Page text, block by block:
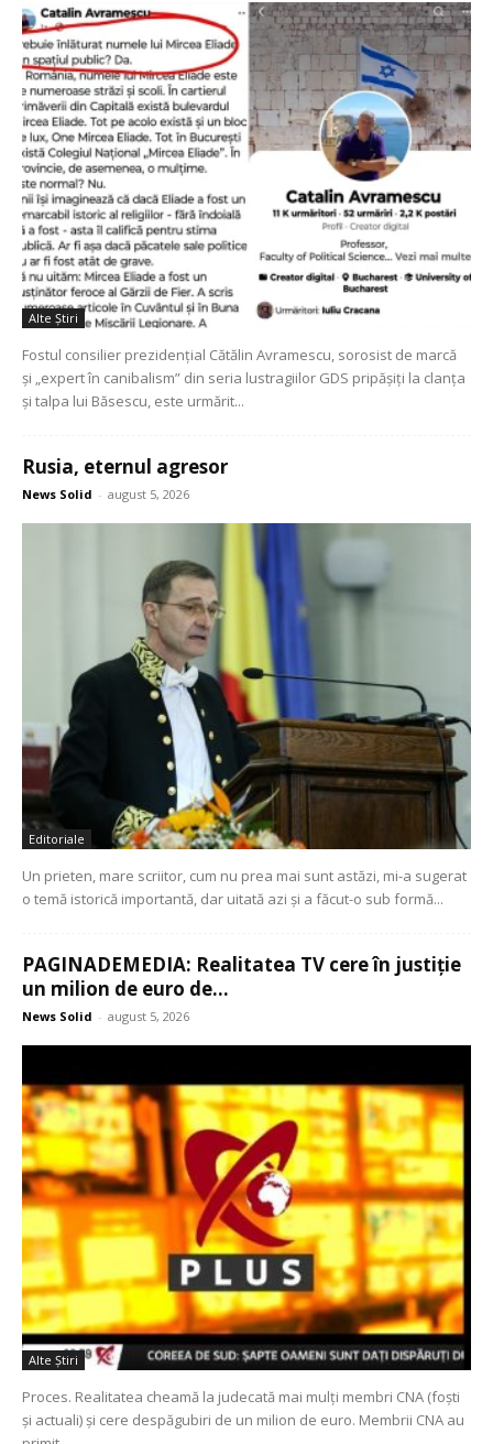
Alte Ştiri
Fostul consilier prezidențial Cătălin Avramescu, sorosist de marcă
și „expert în canibalism” din seria lustragiilor GDS pripășiți la clanța
și talpa lui Băsescu, este urmărit...
Rusia, eternul agresor
News Solid - august 5, 2026
Editoriale
Un prieten, mare scriitor, cum nu prea mai sunt astăzi, mi-a sugerat
o temă istorică importantă, dar uitată azi și a făcut-o sub formă...
PAGINADEMEDIA: Realitatea TV cere în justiție
un milion de euro de...
News Solid - august 5, 2026
Alte Ştiri
Proces. Realitatea cheamă la judecată mai mulţi membri CNA (foşti
şi actuali) şi cere despăgubiri de un milion de euro. Membrii CNA au